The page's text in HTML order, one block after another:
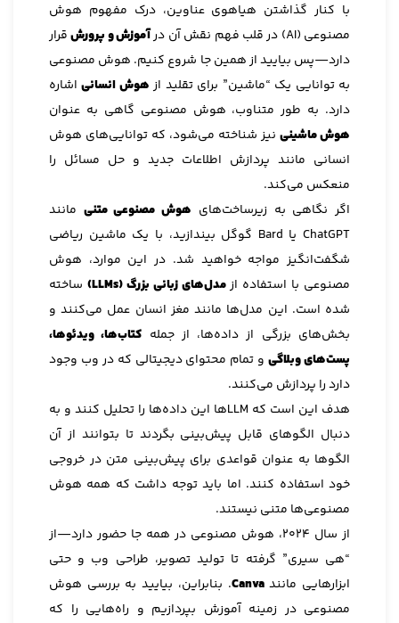
با کنار گذاشتن هیاهوی عناوین، درک مفهوم هوش
مصنوعی (AI) در قلب فهم نقش آن در
آموزش و پرورشقرار
دارد—پس بیایید از همین جا شروع کنیم. هوش مصنوعی
به توانایی یک “ماشین” برای تقلید ازهوش انسانیاشاره
دارد. به طور متناوب، هوش مصنوعی گاهی به عنوان
هوش ماشینی نیز شناخته می‌شود، که توانایی‌های هوش
انسانی مانند پردازش اطلاعات جدید و حل مسائل را
منعکس می‌کند.
اگر نگاهی به زیرساخت‌های هوش مصنوعی متنی مانند
ChatGPT یا Bard گوگل بیندازید، با یک ماشین ریاضی
شگفت‌انگیز مواجه خواهید شد. در این موارد، هوش
مصنوعی با استفاده ازمدل‌های زبانی بزرگ (LLMs)
ساخته
شده است. این مدل‌ها مانند مغز انسان عمل می‌کنند و
بخش‌های بزرگی از داده‌ها، از جمله کتاب‌ها، ویدئوها،
پست‌های وبلاگیو تمام محتوای دیجیتالی که در وب وجود
دارد را پردازش می‌کنند.
هدف این است که LLMها این داده‌ها را تحلیل کنند و به
دنبال الگوهای قابل پیش‌بینی بگردند تا بتوانند از آن
الگوها به عنوان قواعدی برای پیش‌بینی متن در خروجی
خود استفاده کنند. اما باید توجه داشت که همه هوش
مصنوعی‌ها متنی نیستند.
از سال ۲۰۲۴، هوش مصنوعی در همه جا حضور دارد—از
“هی سیری” گرفته تا تولید تصویر، طراحی وب و حتی
ابزارهایی مانندCanva. بنابراین، بیایید به بررسی هوش
مصنوعی در زمینه آموزش بپردازیم و راه‌هایی را که